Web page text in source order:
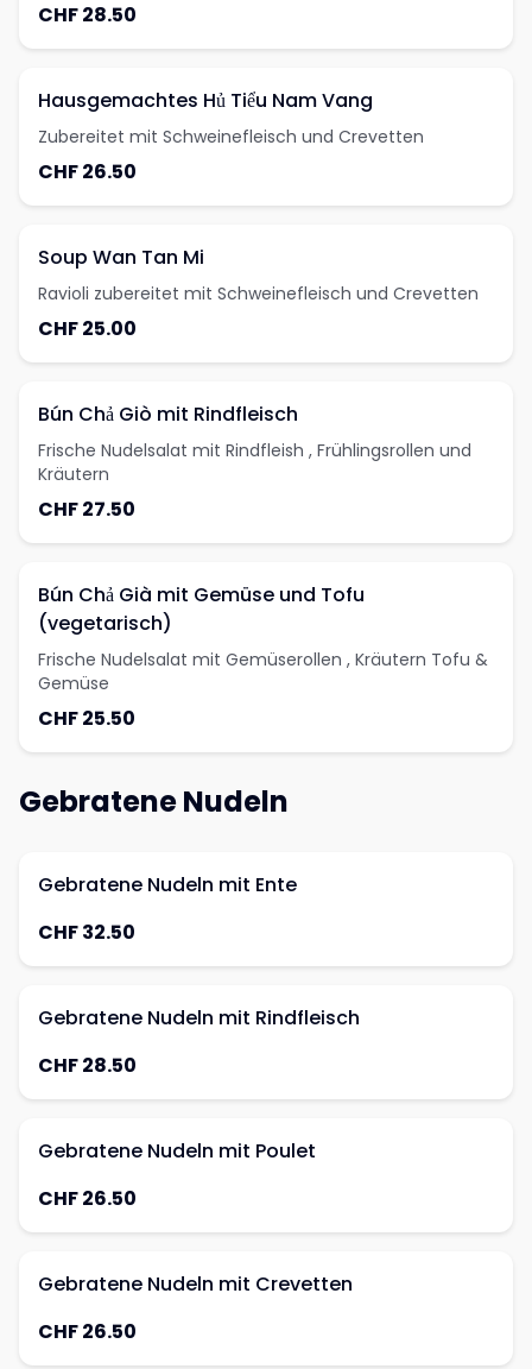
CHF 28.50
Hausgemachtes Hủ Tiểu Nam Vang
Zubereitet mit Schweinefleisch und Crevetten
CHF 26.50
Soup Wan Tan Mi
Ravioli zubereitet mit Schweinefleisch und Crevetten
CHF 25.00
Bún Chả Giò mit Rindfleisch
Frische Nudelsalat mit Rindfleish , Frühlingsrollen und
Kräutern
CHF 27.50
Bún Chả Già mit Gemüse und Tofu
(vegetarisch)
Frische Nudelsalat mit Gemüserollen , Kräutern Tofu &
Gemüse
CHF 25.50
Gebratene Nudeln
Gebratene Nudeln mit Ente
CHF 32.50
Gebratene Nudeln mit Rindfleisch
CHF 28.50
Gebratene Nudeln mit Poulet
CHF 26.50
Gebratene Nudeln mit Crevetten
CHF 26.50